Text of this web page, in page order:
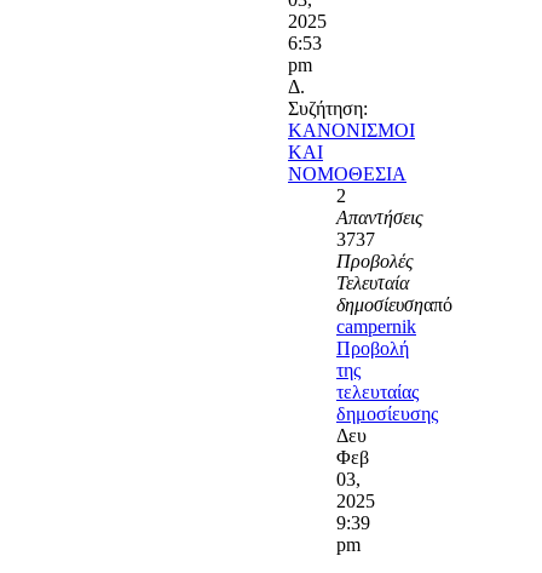
2025
6:53
pm
Δ.
Συζήτηση:
ΚΑΝΟΝΙΣΜΟΙ
ΚΑΙ
ΝΟΜΟΘΕΣΙΑ
2
Απαντήσεις
3737
Προβολές
Τελευταία
δημοσίευσηαπό
campernik
Προβολή
της
τελευταίας
δημοσίευσης
Δευ
Φεβ
03,
2025
9:39
pm